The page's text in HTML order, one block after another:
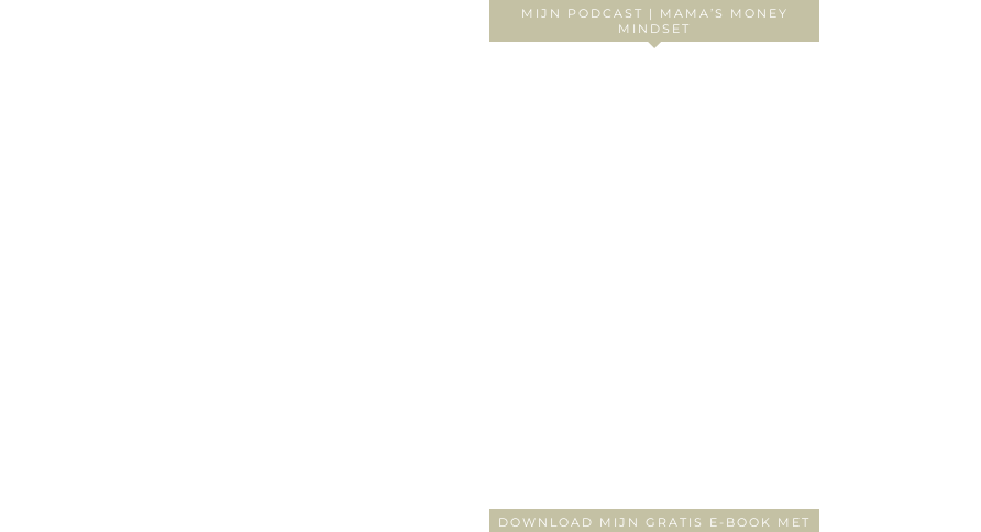
MIJN PODCAST | MAMA’S MONEY
MINDSET
DOWNLOAD MIJN GRATIS E-BOOK MET